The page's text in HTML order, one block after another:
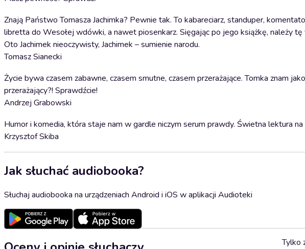
Znają Państwo Tomasza Jachimka? Pewnie tak. To kabareciarz, standuper,
libretta do Wesołej wdówki, a nawet piosenkarz. Sięgając po jego książkę, należy tę
Oto Jachimek nieoczywisty, Jachimek – sumienie narodu.
Tomasz Sianecki
Życie bywa czasem zabawne, czasem smutne, czasem przerażające. Tomka znam
przerażający?! Sprawdźcie!
Andrzej Grabowski
Humor i komedia, która staje nam w gardle niczym serum prawdy. Świetna lektura
Krzysztof Skiba
Jak słuchać audiobooka?
Słuchaj audiobooka na urządzeniach Android i iOS w aplikacji Audioteki
Tylko